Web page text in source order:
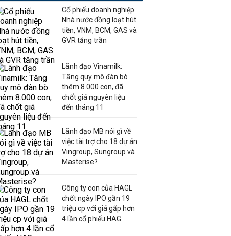
Cổ phiếu doanh nghiệp
Nhà nước đồng loạt hút
tiền, VNM, BCM, GAS và
GVR tăng trần
Lãnh đạo Vinamilk:
Tăng quy mô đàn bò
thêm 8.000 con, đã
chốt giá nguyên liệu
đến tháng 11
Lãnh đạo MB nói gì về
việc tài trợ cho 18 dự án
Vingroup, Sungroup và
Masterise?
Công ty con của HAGL
chốt ngày IPO gần 19
triệu cp với giá gấp hơn
4 lần cổ phiếu HAG